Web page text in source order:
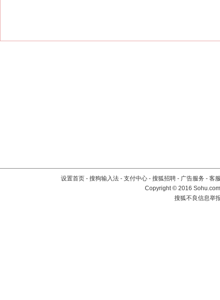
设置首页 - 搜狗输入法 - 支付中心 - 搜狐招聘 - 广告服务 - 客
Copyright©2016
搜狐不良信息举